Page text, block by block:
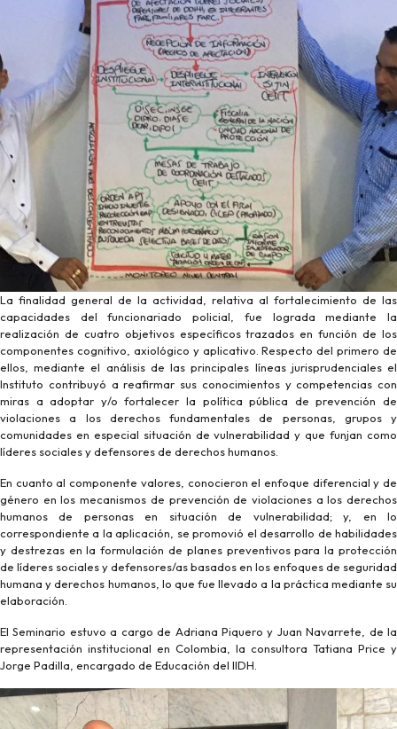
La finalidad general de la actividad, relativa al fortalecimiento de las
capacidades del funcionariado policial, fue lograda mediante la
realización de cuatro objetivos específicos trazados en función de los
componentes cognitivo, axiológico y aplicativo. Respecto del primero de
ellos, mediante el análisis de las principales líneas jurisprudenciales el
Instituto contribuyó a reafirmar sus conocimientos y competencias con
miras a adoptar y/o fortalecer la política pública de prevención de
violaciones a los derechos fundamentales de personas, grupos y
comunidades en especial situación de vulnerabilidad y que funjan como
líderes sociales y defensores de derechos humanos.
En cuanto al componente valores, conocieron el enfoque diferencial y de
género en los mecanismos de prevención de violaciones a los derechos
humanos de personas en situación de vulnerabilidad; y, en lo
correspondiente a la aplicación, se promovió el desarrollo de habilidades
y destrezas en la formulación de planes preventivos para la protección
de líderes sociales y defensores/as basados en los enfoques de seguridad
humana y derechos humanos, lo que fue llevado a la práctica mediante su
elaboración.
El Seminario estuvo a cargo de Adriana Piquero y Juan Navarrete, de la
representación institucional en Colombia, la consultora Tatiana Price y
Jorge Padilla, encargado de Educación del IIDH.